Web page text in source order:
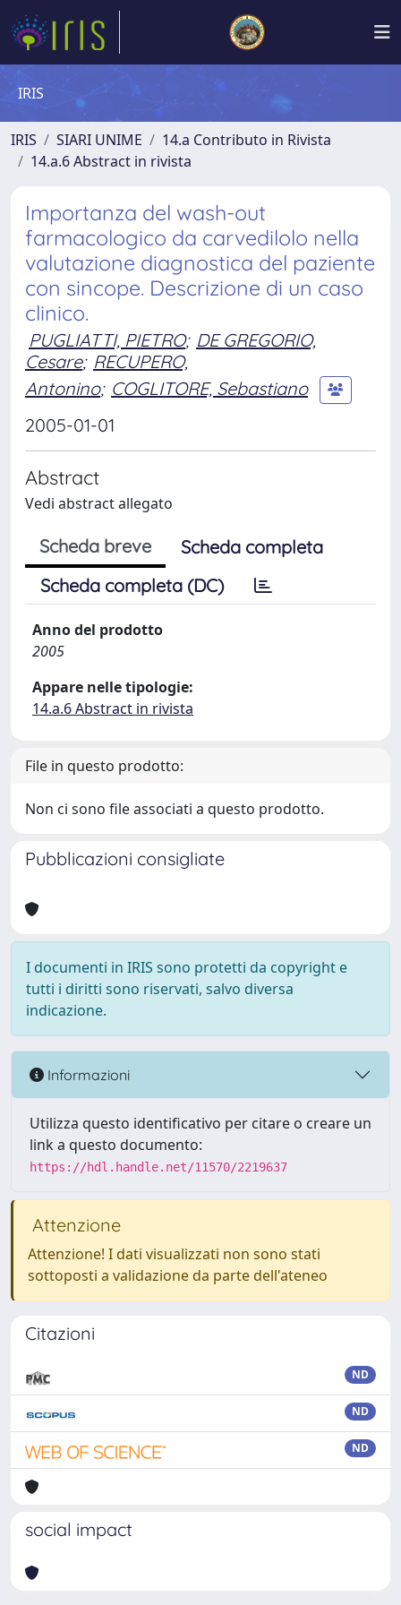
IRIS
IRIS SIARI UNIME
14.a Contributo in Rivista
14.a.6 Abstract in rivista
Importanza del wash-out
farmacologico da carvedilolo nella
valutazione diagnostica del paziente
con sincope. Descrizione di un caso
clinico.
PUGLIATTI, PIETRO; DE GREGORIO,
Cesare; RECUPERO,
Antonino; COGLITORE, Sebastiano
2005-01-01
Abstract
Vedi abstract allegato
Scheda breve
Scheda completa
Scheda completa (DC)
Anno del prodotto
2005
Appare nelle tipologie:
14.a.6 Abstract in rivista
File in questo prodotto:
Non ci sono file associati a questo prodotto.
Pubblicazioni consigliate
I documenti in IRIS sono protetti da copyright e
tutti i diritti sono riservati, salvo diversa
indicazione.
Informazioni
Utilizza questo identificativo per citare o creare un
link a questo documento:
https://hdl.handle.net/11570/2219637
Attenzione
Attenzione! I dati visualizzati non sono stati
sottoposti a validazione da parte dell'ateneo
Citazioni
ND
ND
ND
social impact